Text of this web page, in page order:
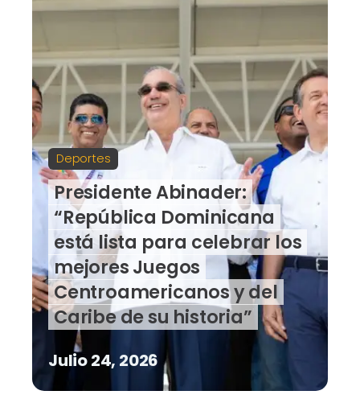
Deportes
Presidente Abinader:
“República Dominicana
está lista para celebrar los
mejores Juegos
Centroamericanos y del
Caribe de su historia”
Julio 24, 2026